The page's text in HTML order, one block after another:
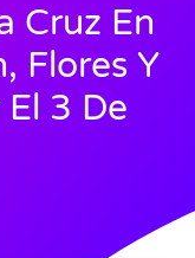
Cruz En
Flores Y
3 De